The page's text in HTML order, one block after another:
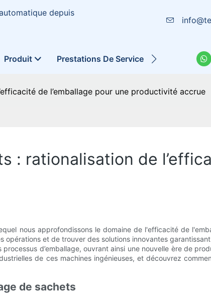
depuis
Produit Prestations De Service La Solution
de l’emballage pour une productivité accrue
: rationalisation de
nous approfondissons le domaine de l'efficacité de
et de trouver des solutions innovantes
d’emballage, ouvrant ainsi une nouvelle ère de
de ces machines ingénieuses, et découvrez
de sachets